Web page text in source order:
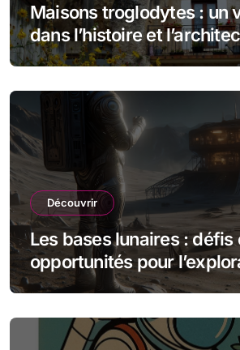
Maisons troglodytes : un
dans l’histoire et
souterraine
Découvrir
Les bases lunaires : défis
opportunités pour
spatiale